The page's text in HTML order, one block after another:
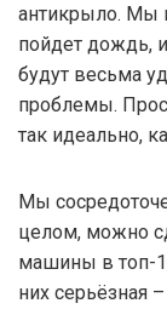
антикрыло. Мы
пойдет дождь,
будут весьма
проблемы.
так идеально,
Мы
целом, можно
машины в топ-
них серьёзная